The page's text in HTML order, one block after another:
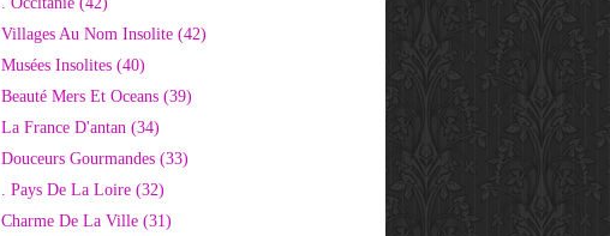
Villages Au Nom Insolite (42)
Musées Insolites (40)
Beauté Mers Et Oceans (39)
La France D'antan (34)
Douceurs Gourmandes (33)
. Pays De La Loire (32)
Charme De La Ville (31)